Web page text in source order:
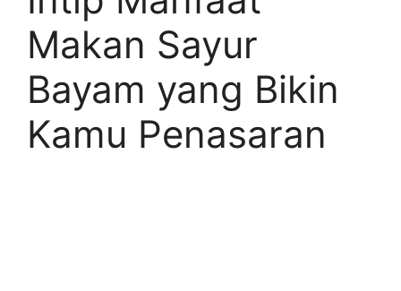
Makan Sayur
Bayam yang Bikin
Kamu Penasaran